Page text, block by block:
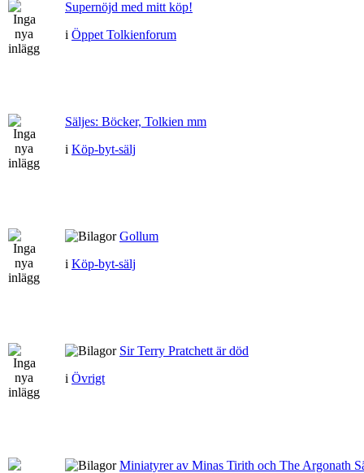
Supernöjd med mitt köp!
i Öppet Tolkienforum
Säljes: Böcker, Tolkien mm
i Köp-byt-sälj
Gollum
i Köp-byt-sälj
Sir Terry Pratchett är död
i Övrigt
Miniatyrer av Minas Tirith och The Argonath